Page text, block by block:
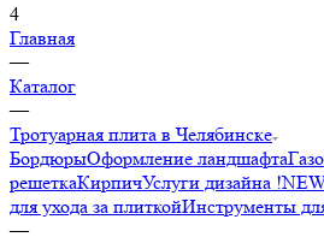
4
Главная
—
Каталог
—
Тротуарная плита в Челябинске
БордюрыОформление ландшафта
решеткаКирпичУслуги дизайна
для ухода за плиткойИнструменты
—